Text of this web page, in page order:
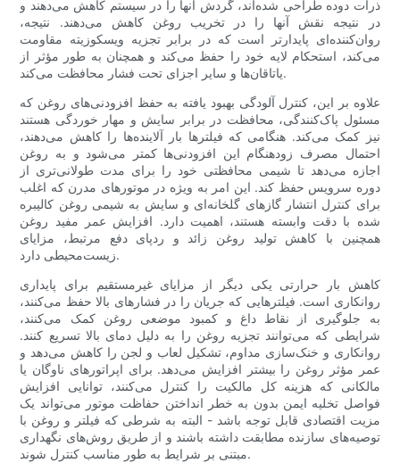
ذرات دوده طراحی شده‌اند، گردش آنها را در سیستم کاهش می‌دهند و
در نتیجه نقش آنها را در تخریب روغن کاهش می‌دهند. نتیجه،
روان‌کننده‌ای پایدارتر است که در برابر تجزیه ویسکوزیته مقاومت
می‌کند، استحکام لایه خود را حفظ می‌کند و همچنان به طور مؤثر از
یاتاقان‌ها و سایر اجزای تحت فشار محافظت می‌کند.
علاوه بر این، کنترل آلودگی بهبود یافته به حفظ افزودنی‌های روغن که
مسئول پاک‌کنندگی، محافظت در برابر سایش و مهار خوردگی هستند
نیز کمک می‌کند. هنگامی که فیلترها بار آلاینده‌ها را کاهش می‌دهند،
احتمال مصرف زودهنگام این افزودنی‌ها کمتر می‌شود و به روغن
اجازه می‌دهد تا شیمی محافظتی خود را برای مدت طولانی‌تری از
دوره سرویس حفظ کند. این امر به ویژه در موتورهای مدرن که اغلب
برای کنترل انتشار گازهای گلخانه‌ای و سایش به شیمی روغن کالیبره
شده با دقت وابسته هستند، اهمیت دارد. افزایش عمر مفید روغن
همچنین با کاهش تولید روغن زائد و ردپای دفع مرتبط، مزایای
زیست‌محیطی دارد.
کاهش بار حرارتی یکی دیگر از مزایای غیرمستقیم برای پایداری
روانکاری است. فیلترهایی که جریان را در فشارهای بالا حفظ می‌کنند،
به جلوگیری از نقاط داغ و کمبود موضعی روغن کمک می‌کنند،
شرایطی که می‌توانند تجزیه روغن را به دلیل دمای بالا تسریع کنند.
روانکاری و خنک‌سازی مداوم، تشکیل لعاب و لجن را کاهش می‌دهد و
عمر مؤثر روغن را بیشتر افزایش می‌دهد. برای اپراتورهای ناوگان یا
مالکانی که هزینه کل مالکیت را کنترل می‌کنند، توانایی افزایش
فواصل تخلیه ایمن بدون به خطر انداختن حفاظت موتور می‌تواند یک
مزیت اقتصادی قابل توجه باشد - البته به شرطی که فیلتر و روغن با
توصیه‌های سازنده مطابقت داشته باشند و از طریق روش‌های نگهداری
مبتنی بر شرایط به طور مناسب کنترل شوند.